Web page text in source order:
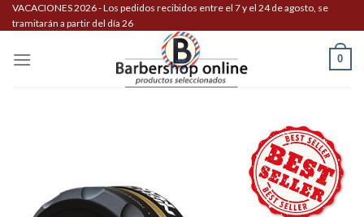
Skip
to
VACACIONES 2026 - Los pedidos recibidos entre el 7 y el 24 de agosto, se
tramitarán a partir del día 26
0